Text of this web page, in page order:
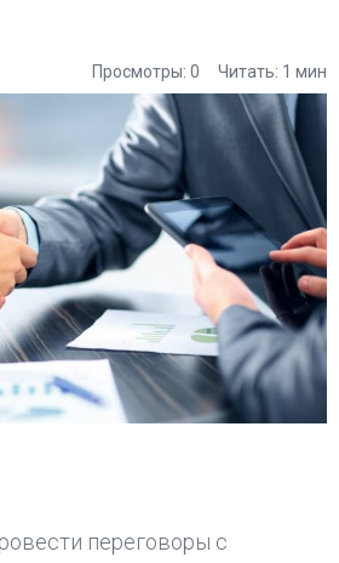
Читать: 1 мин
Просмотры: 0
переговоры с